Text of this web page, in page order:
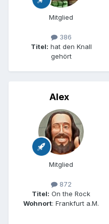
Mitglied
386
Titel: hat den Knall
gehört
Alex
Mitglied
872
Titel: On the Rock
Wohnort: Frankfurt a.M.